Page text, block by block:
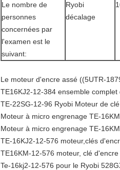
Le nombre de
personnes
concernées par
l'examen est le
suivant:
Ryobi
décalage
Le moteur d'encre assé ((5UTR-
TE16KJ2-12-384 ensemble complet
TE-22SG-12-96 Ryobi Moteur de
Moteur à micro engrenage TE-
Moteur à micro engrenage TE-
TE-16KJ2-12-576 moteur,clés
TE16KM-12-576 moteur, clé
Te-16kj2-12-576 pour le Ryobi